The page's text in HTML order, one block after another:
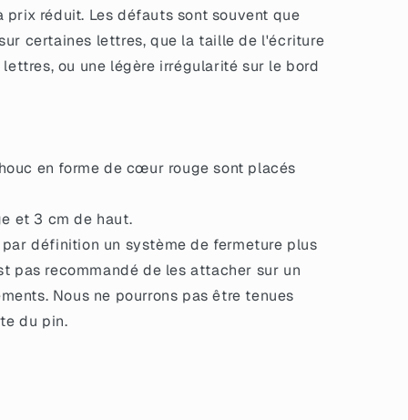
réduit. Les défauts sont souvent que
certaines lettres, que la taille de l'écriture
ou une légère irrégularité sur le bord
en forme de cœur rouge sont placés
et 3 cm de haut.
par définition un système de fermeture plus
pas recommandé de les attacher sur un
Nous ne pourrons pas être tenues
du pin.